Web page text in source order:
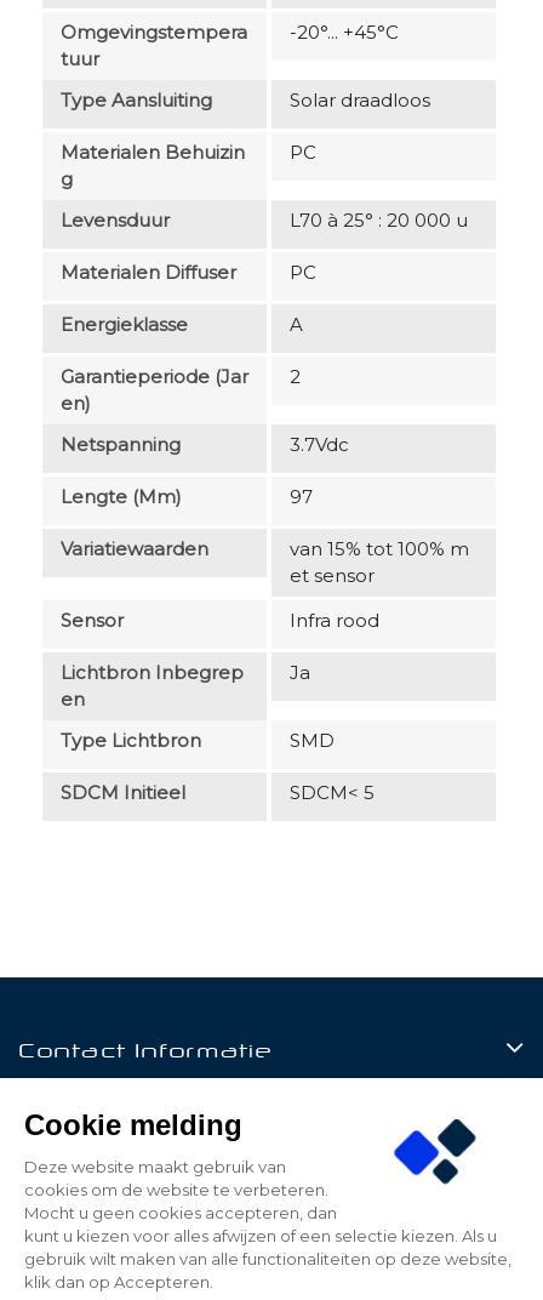
Omgevingstempera
Tuur
-20°... +45°C
Type Aansluiting Solar draadloos
Materialen Behuizin
G
PC
Levensduur L70 à 25° : 20 000 u
Materialen Diffuser PC
Energieklasse A
Garantieperiode (jar
En)
2
Netspanning 3.7Vdc
Lengte (mm) 97
Variatiewaarden
van 15% tot 100% m
et sensor
Sensor
Infra rood
Lichtbron Inbegrep
En
Ja
Type Lichtbron SMD
SDCM Initieel SDCM< 5
Contact Informatie
Mijn Account
Cookie melding
Deze website maakt gebruik van
cookies om de website te verbeteren.
Mocht u geen cookies accepteren, dan
kunt u kiezen voor alles afwijzen of een selectie kiezen. Als u
gebruik wilt maken van alle functionaliteiten op deze website,
klik dan op Accepteren.